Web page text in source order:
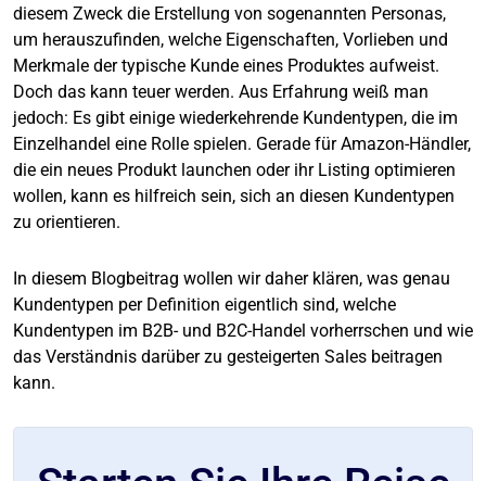
diesem Zweck die Erstellung von sogenannten Personas,
um herauszufinden, welche Eigenschaften, Vorlieben und
Merkmale der typische Kunde eines Produktes aufweist.
Doch das kann teuer werden. Aus Erfahrung weiß man
jedoch: Es gibt einige wiederkehrende Kundentypen, die im
Einzelhandel eine Rolle spielen. Gerade für Amazon-Händler,
die ein neues Produkt launchen oder ihr Listing optimieren
wollen, kann es hilfreich sein, sich an diesen Kundentypen
zu orientieren.
In diesem Blogbeitrag wollen wir daher klären, was genau
Kundentypen per Definition eigentlich sind, welche
Kundentypen im B2B- und B2C-Handel vorherrschen und wie
das Verständnis darüber zu gesteigerten Sales beitragen
kann.